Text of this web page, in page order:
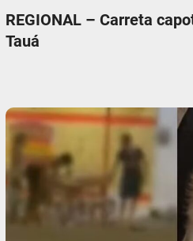
REGIONAL – Carreta
Tauá